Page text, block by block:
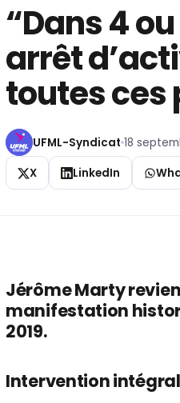
“Dans 4
arrêt
toutes ces
UFML-Syndicat 18
X
LinkedIn
Jérôme Marty
manifestation
2019.
Intervention